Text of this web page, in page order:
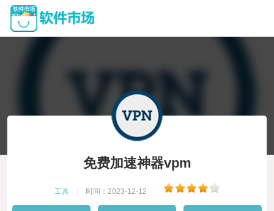
免费加速神器vpm
工具 时间：2023-12-12